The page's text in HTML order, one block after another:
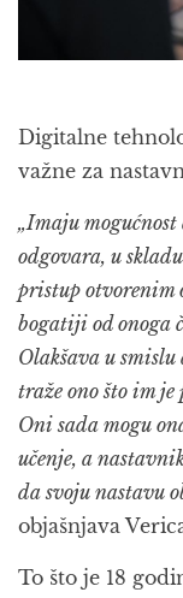
Digitalne
važne za
„Imaju
odgovara, u
pristup otvorenim
bogatiji od onoga
Olakšava u
traže ono što im
Oni sada mogu
učenje, a
da svoju nastavu
objašnjava
To što je 18